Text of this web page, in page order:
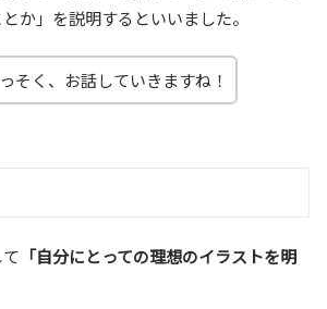
か」を説明するといいました。
そく、お話していきますね！
「自分にとっての理想のイラストを明